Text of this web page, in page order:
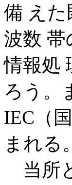
備 えた
波数
情報処
ろう。
IEC（
まれる。
当所